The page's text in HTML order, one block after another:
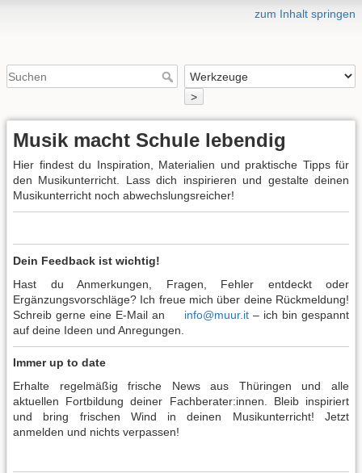
zum Inhalt springen
>
Musik macht Schule lebendig
Hier findest du Inspiration, Materialien und praktische Tipps für
den Musikunterricht. Lass dich inspirieren und gestalte deinen
Musikunterricht noch abwechslungsreicher!
Dein Feedback ist wichtig!
Hast du Anmerkungen, Fragen, Fehler entdeckt oder
Ergänzungsvorschläge? Ich freue mich über deine Rückmeldung!
Schreib gerne eine E-Mail an
info@muur.it – ich bin gespannt
auf deine Ideen und Anregungen.
Immer up to date
Erhalte regelmäßig frische News aus Thüringen und alle
aktuellen Fortbildung deiner Fachberater:innen. Bleib inspiriert
und bring frischen Wind in deinen Musikunterricht! Jetzt
anmelden und nichts verpassen!